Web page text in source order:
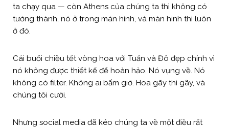
ta chạy qua — còn Athens của chúng ta thì không có
tường thành, nó ở trong màn hình, và màn hình thì luôn
ở đó.
Cái buổi chiều tết vòng hoa với Tuấn và Đô đẹp chính vì
nó không được thiết kế để hoàn hảo. Nó vụng về. Nó
không có filter. Không ai bấm giờ. Hoa gãy thì gãy, và
chúng tôi cười.
Nhưng social media đã kéo chúng ta về một điều rất